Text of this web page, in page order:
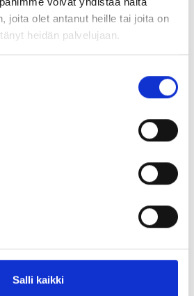
joita olet antanut heille tai joita on
heidän palvelujaan.
Salli kaikki
usein työntekijät
ja millaisia tiloja he
aikana.
miten työpisteiden
mukaan,
viikossa työntekijät
Näin pystyimme
monta työpistettä
auttamaan asiakasta
tilatarpeen.